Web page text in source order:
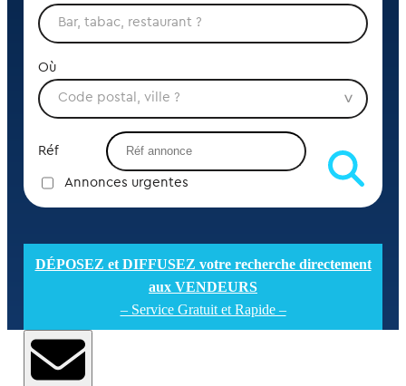
Où
Réf
Annonces urgentes
DÉPOSEZ et DIFFUSEZ votre recherche directement
aux VENDEURS
– Service Gratuit et Rapide –